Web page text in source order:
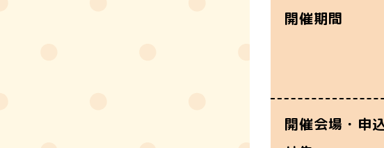
開催期間
開催会場・申